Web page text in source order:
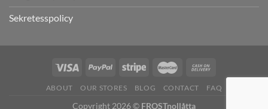
Sekretesspolicy
ABOUT OUR STORES BLOG CONTACT FAQ
Copyright 2026 © FROSTnollåtta